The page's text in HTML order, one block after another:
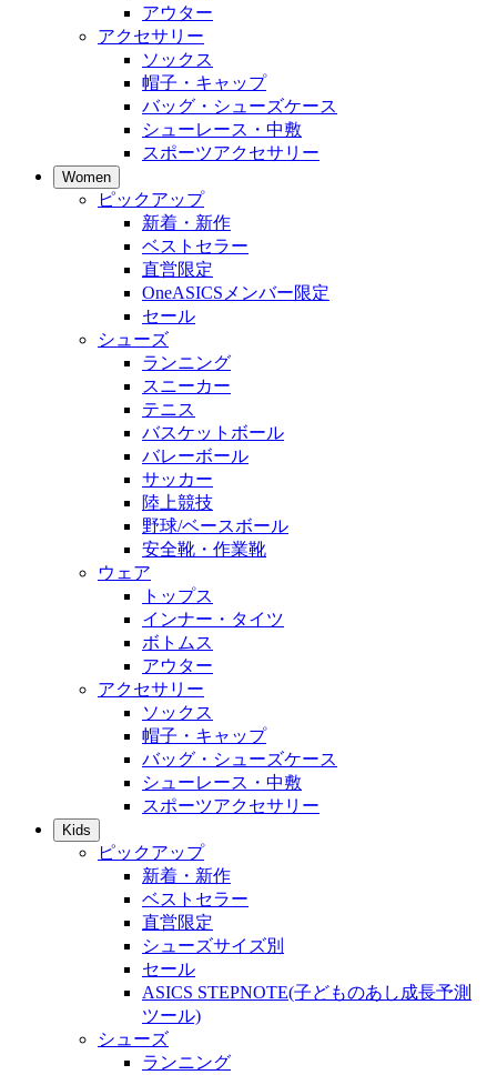
アウター
アクセサリー
ソックス
帽子・キャップ
バッグ・シューズケース
シューレース・中敷
スポーツアクセサリー
Women
ピックアップ
新着・新作
ベストセラー
直営限定
OneASICSメンバー限定
セール
シューズ
ランニング
スニーカー
テニス
バスケットボール
バレーボール
サッカー
陸上競技
野球/ベースボール
安全靴・作業靴
ウェア
トップス
インナー・タイツ
ボトムス
アウター
アクセサリー
ソックス
帽子・キャップ
バッグ・シューズケース
シューレース・中敷
スポーツアクセサリー
Kids
ピックアップ
新着・新作
ベストセラー
直営限定
シューズサイズ別
セール
ASICS STEPNOTE(子どものあし成長予測
ツール)
シューズ
ランニング